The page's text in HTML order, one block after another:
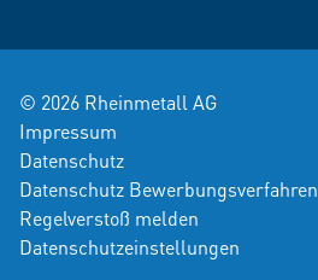
© 2026 Rheinmetall AG
Impressum
Datenschutz
Datenschutz Bewerbungsverfahren
Regelverstoß melden
Datenschutzeinstellungen